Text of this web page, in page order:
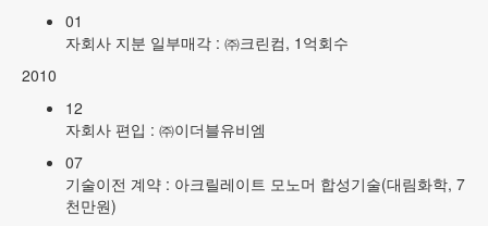
01
자회사 지분 일부매각 : ㈜크린컴, 1억회수
2010
12
자회사 편입 : ㈜이더블유비엠
07
기술이전 계약 : 아크릴레이트 모노머 합성기술(대림화학, 7
천만원)